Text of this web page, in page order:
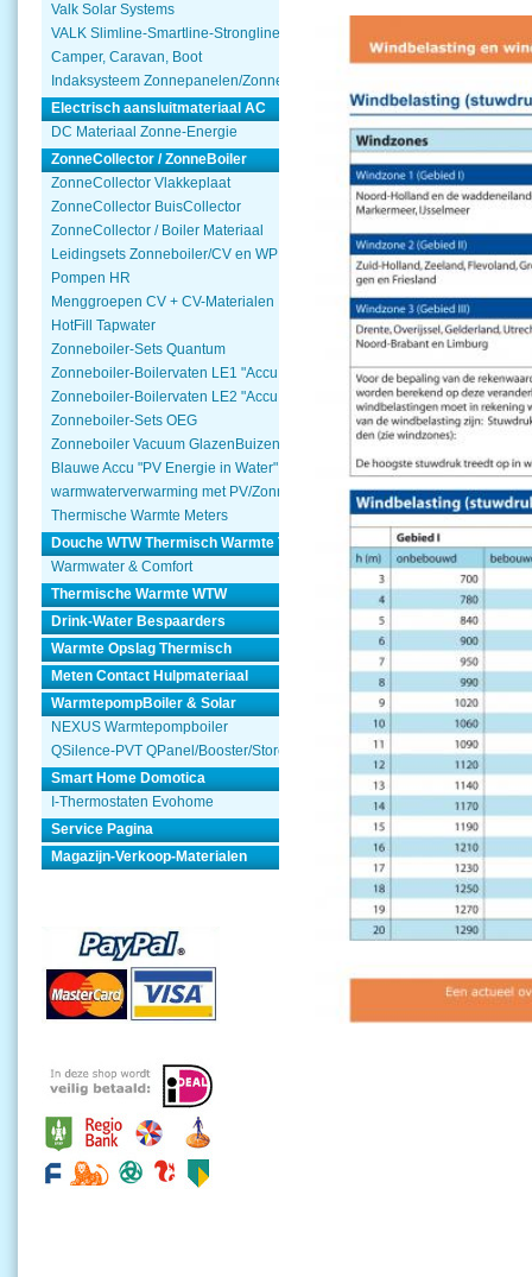
Valk Solar Systems
VALK Slimline-Smartline-Strongline
Camper, Caravan, Boot
Indaksysteem Zonnepanelen/Zonnecollector
Electrisch aansluitmateriaal AC
DC Materiaal Zonne-Energie
ZonneCollector / ZonneBoiler
ZonneCollector Vlakkeplaat
ZonneCollector BuisCollector
ZonneCollector / Boiler Materiaal
Leidingsets Zonneboiler/CV en WP
Pompen HR
Menggroepen CV + CV-Materialen
HotFill Tapwater
Zonneboiler-Sets Quantum
Zonneboiler-Boilervaten LE1 "Accu Woning Watmte"
Zonneboiler-Boilervaten LE2 "Accu Woning Watmte"
Zonneboiler-Sets OEG
Zonneboiler Vacuum GlazenBuizen
Blauwe Accu "PV Energie in Water"
warmwaterverwarming met PV/Zonnepanelen
Thermische Warmte Meters
Douche WTW Thermisch Warmte Terugwinnen
Warmwater & Comfort
Thermische Warmte WTW
Drink-Water Bespaarders
Warmte Opslag Thermisch
Meten Contact Hulpmateriaal
WarmtepompBoiler & Solar
NEXUS Warmtepompboiler
QSilence-PVT QPanel/Booster/Store
Smart Home Domotica
I-Thermostaten Evohome
Service Pagina
Magazijn-Verkoop-Materialen